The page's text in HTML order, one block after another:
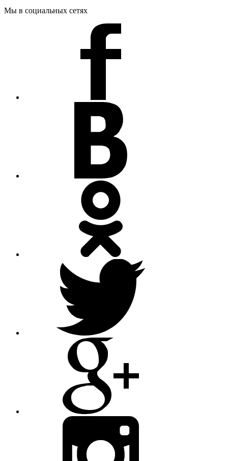
Мы в социальных сетях